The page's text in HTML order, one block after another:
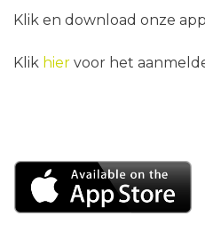
Klik en download onze
Klik hier voor het